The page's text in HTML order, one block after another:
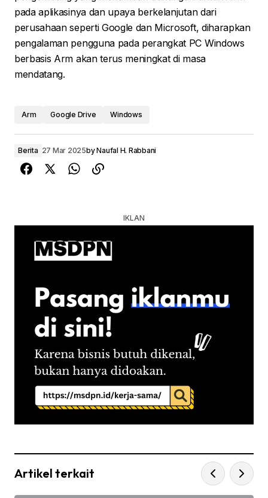
pada aplikasinya dan upaya berkelanjutan dari
perusahaan seperti Google dan Microsoft, diharapkan
pengalaman pengguna pada perangkat PC Windows
berbasis Arm akan terus meningkat di masa
mendatang.
Arm Google Drive Windows
Berita 27 Mar 2025byNaufal H. Rabbani
Artikel terkait